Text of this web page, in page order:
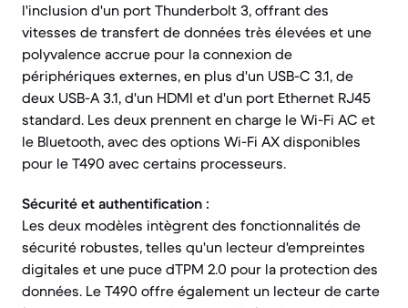
l'inclusion d'un port Thunderbolt 3, offrant des
vitesses de transfert de données très élevées et une
polyvalence accrue pour la connexion de
périphériques externes, en plus d'un USB-C 3.1, de
deux USB-A 3.1, d'un HDMI et d'un port Ethernet RJ45
standard. Les deux prennent en charge le Wi-Fi AC et
le Bluetooth, avec des options Wi-Fi AX disponibles
pour le T490 avec certains processeurs.
Sécurité et authentification :
Les deux modèles intègrent des fonctionnalités de
sécurité robustes, telles qu'un lecteur d'empreintes
digitales et une puce dTPM 2.0 pour la protection des
données. Le T490 offre également un lecteur de carte